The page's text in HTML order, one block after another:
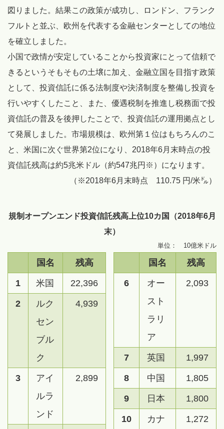
図りました。結果この政策が成功し、ロンドン、フランク
フルトと並ぶ、欧州を代表する金融センターとしての地位
を確立しました。
小国で政情が安定していることから投資家にとって信頼で
きるというそもそもの土壌に加え、金融立国を目指す政策
として、投資信託に係る法制度や決済制度を整備し投資を
行いやすくしたこと、また、優遇税制を推進し税務面で投
資信託の普及を後押したことで、投資信託の運用拠点とし
て発展しました。市場規模は、欧州第１位はもちろんのこ
と、米国に次ぐ世界第2位になり、2018年6月末時点の投
資信託残高は約5兆米ドル（約547兆円※）になります。
（※2018年6月末時点 110.75 円/米㌦）
規制オープンエンド投資信託残高上位10カ国（2018年6月
末）
単位： 10億米ドル
国名 残高
1 米国 22,396
2
ルク
セン
ブル
ク
4,939
3
アイ
ルラ
ンド
2,899
国名 残高
6
オー
スト
ラリ
ア
2,093
7 英国 1,997
8 中国 1,805
9 日本 1,800
10
カナ
1,272